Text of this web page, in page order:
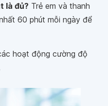
là đủ? Trẻ em và thanh
60 phút mỗi ngày để
hoạt động cường độ